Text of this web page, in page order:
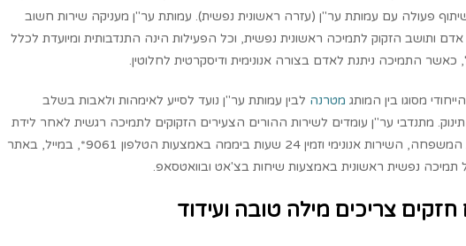
שיתוף פעולה עם עמותת ער"ן (עזרה ראשונית נפשית). עמותת ער"ן מעניקה שירות חשוב
אדם ותושב הזקוק לתמיכה ראשונית נפשית, וכל הפעילות הינה התנדבותית ומיועדת לכלל
כאשר התמיכה ניתנת לאדם בצורה אנונימית ודיסקרטית לחלוטין.
מסוגו בין המותג מטרנה לבין עמותת ער"ן נועד לסייע לאימהות ולאבות בשלב
מתנדבי ער"ן עומדים לשירות ההורים הצעירים הזקוקים לתמיכה רגשית לאחר לידת
התינוק והרחבת המשפחה, השירות אנונימי וזמין 24 שעות ביממה באמצעות הטלפון 9061*, במייל, באתר
תמיכה נפשית ראשונית באמצעות שיחות בצ'אט ובוואטסאפ.
צריכים מילה טובה ועידוד